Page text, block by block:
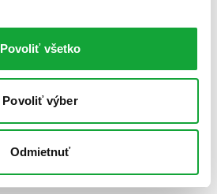
Povoliť všetko
Povoliť výber
Odmietnuť